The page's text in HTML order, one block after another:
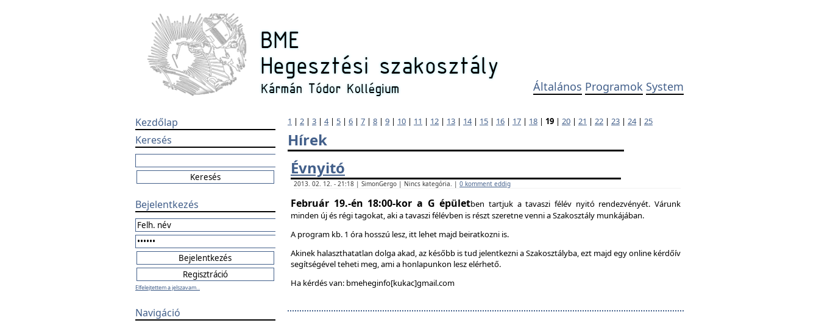
Általános Programok System
Kezdőlap
Keresés
Bejelentkezés
Elfelejtettem a jelszavam...
Navigáció
1 | 2 | 3 | 4| 5 | 6 | 7 | 8 | 9 | 10 | 11 | 12 | 13 | 14| 15 | 16 | 17 | 18 | 19 | 20 | 21 | 22 | 23 | 24| 25
Hírek
Évnyitó
2013. 02. 12. - 21:18 | SimonGergo | Nincs kategória. | 0 komment eddig
Február 19.-én 18:00-kor a G épületben tartjuk a tavaszi félév nyitó rendezvényét. Várunk
minden új és régi tagokat, aki a tavaszi félévben is részt szeretne venni a Szakosztály munkájában.
A program kb. 1 óra hosszú lesz, itt lehet majd beiratkozni is.
Akinek halaszthatatlan dolga akad, az később is tud jelentkezni a Szakosztályba, ezt majd egy online kérdőív
segítségével teheti meg, ami a honlapunkon lesz elérhető.
Ha kérdés van: bmeheginfo[kukac]gmail.com